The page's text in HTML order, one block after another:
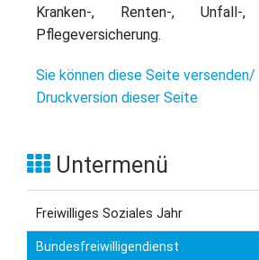
Kranken-, Renten-, Unfall-
Pflegeversicherung.
Sie können diese Seite
Druckversion dieser Seite
Untermenü
Freiwilliges Soziales Jahr
Bundesfreiwilligendienst